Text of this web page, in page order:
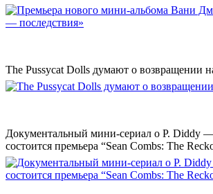
The Pussycat Dolls думают о возвращении
Документальный мини-сериал о P. Diddy
состоится премьера “Sean Combs: The